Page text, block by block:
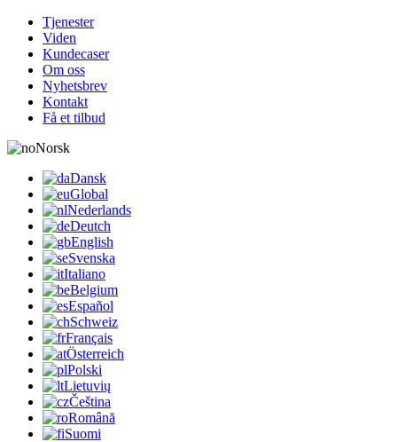
Tjenester
Viden
Kundecaser
Om oss
Nyhetsbrev
Kontakt
Få et tilbud
Norsk
Dansk
Global
Nederlands
Deutch
English
Svenska
Italiano
Belgium
Español
Schweiz
Français
Österreich
Polski
Lietuvių
Čeština
Română
Suomi